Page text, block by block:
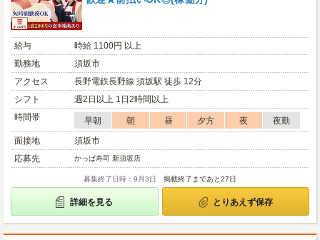
給与
時給 1100円 以上
勤務地
須坂市
アクセス
長野電鉄長野線 須坂駅 徒歩 12分
シフト
週2日以上 1日2時間以上
時間帯
早朝 朝 昼 夕方 夜
夜勤
面接地
須坂市
応募先
かっぱ寿司 新須坂店
募集終了日時：9月3日 掲載終了まであと27日
詳細を見る とりあえず保存